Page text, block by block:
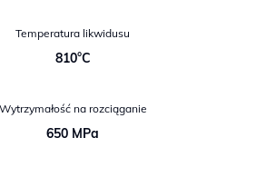
Temperatura likwidusu
810°C
Wytrzymałość na rozciąganie
650 MPa